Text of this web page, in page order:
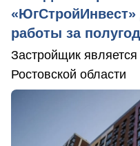
«ЮгСтройИнвест»
работы за
Застройщик
Ростовской области